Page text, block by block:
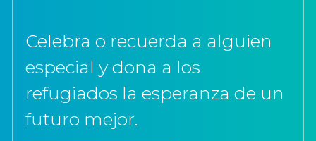
Celebra o recuerda a alguien
especial y dona a los
refugiados la esperanza de un
futuro mejor.